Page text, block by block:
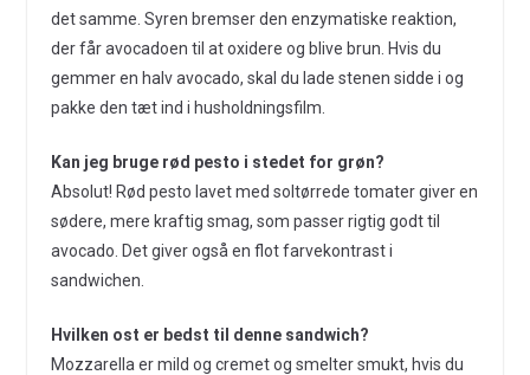
det samme. Syren bremser den enzymatiske reaktion,
der får avocadoen til at oxidere og blive brun. Hvis du
gemmer en halv avocado, skal du lade stenen sidde i og
pakke den tæt ind i husholdningsfilm.
Kan jeg bruge rød pesto i stedet for grøn?
Absolut! Rød pesto lavet med soltørrede tomater giver en
sødere, mere kraftig smag, som passer rigtig godt til
avocado. Det giver også en flot farvekontrast i
sandwichen.
Hvilken ost er bedst til denne sandwich?
Mozzarella er mild og cremet og smelter smukt, hvis du